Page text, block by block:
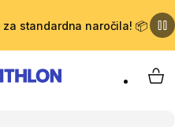
za standardna naročila! 📦